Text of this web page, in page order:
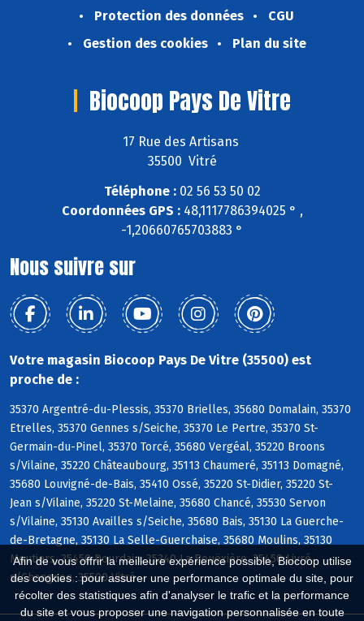
Afin de vous offrir la meilleure expérience possible, Biocoop utilise
des cookies : pour assurer une performance optimale du site, pour
récolter des statistiques afin d'analyser le trafic et la performance
du site et vous proposer une navigation personnalisée en toute
Protection des données
CGU
Gestion des cookies
Plan du site
Biocoop Pays De Vitre
17 Rue des Artisans
35500 Vitré
Téléphone :02 56 53 50 02
Coordonnées GPS :48,1117786394025 ° ,
-1,20660765703883 °
Nous suivre sur
Votre magasin Biocoop Pays De Vitre (35500) est
proche de :
35370 Argentré-du-Plessis, 35370 Brielles, 35680 Domalain, 35370
Etrelles, 35370 Gennes s/Seiche, 35370 Le Pertre, 35370 St-
Germain-du-Pinel, 35370 Torcé, 35680 Vergéal, 35220 Broons
s/Vilaine, 35220 Châteaubourg, 35113 Chaumeré, 35113 Domagné,
35680 Louvigné-de-Bais, 35410 Ossé, 35220 St-Didier, 35220 St-
Jean s/Vilaine, 35220 St-Melaine, 35680 Chancé, 35530 Servon
s/Vilaine, 35130 Availles s/Seiche, 35680 Bais, 35130 La Guerche-
de-Bretagne, 35130 La Selle-Guerchaise, 35680 Moulins, 35130
Moutiers, 35450 Dourdain, 35340 La Bouëxière, 35450 Livré
s/Changeon, 35500 Vitré